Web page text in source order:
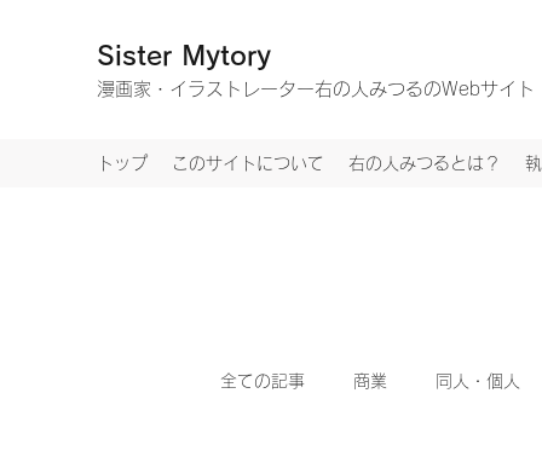
Sister Mytory
​漫画家・イラストレーター右の人みつるのWebサイト
トップ このサイトについて 右の人みつるとは？
全ての記事 商業 同人・個人